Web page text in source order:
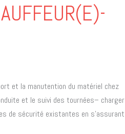
et la manutention du matériel chez
et le suivi des tournées– charger
de sécurité existantes en s’assurant